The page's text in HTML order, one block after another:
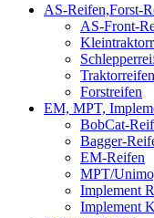
AS-Reifen,Forst-
AS-Front-
Forstreifen
EM, MPT,
BobCat-
Bagger-
EM-Reifen
MPT/
Implement
Implement